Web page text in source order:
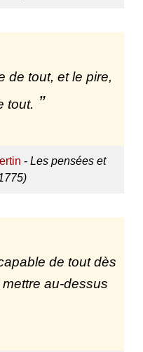
de tout, et le pire,
tout.
- Les pensées et
de tout dès
au-dessus